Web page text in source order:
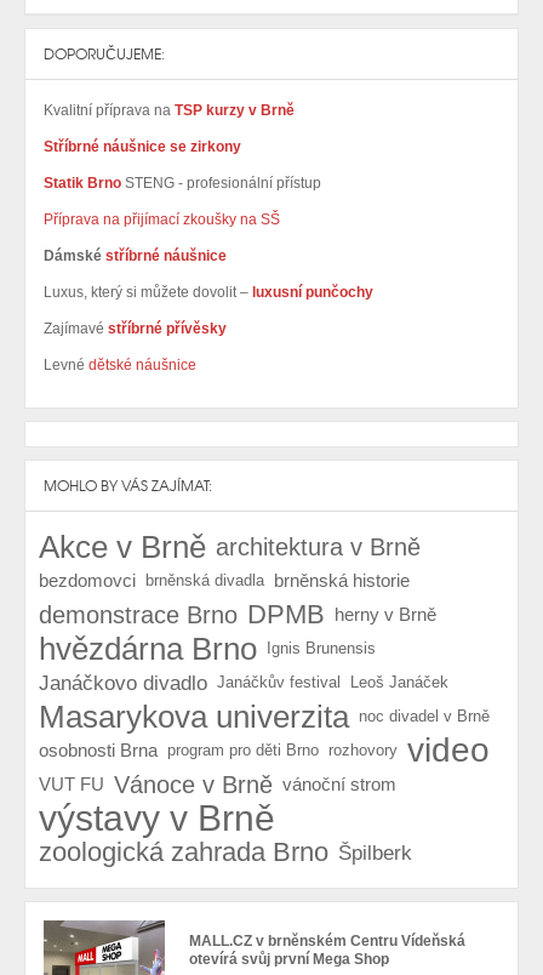
DOPORUČUJEME:
Kvalitní příprava na TSP kurzy v Brně
Stříbrné náušnice se zirkony
Statik Brno STENG - profesionální přístup
Příprava na přijímací zkoušky na SŠ
Dámské stříbrné náušnice
Luxus, který si můžete dovolit – luxusní punčochy
Zajímavé stříbrné přívěsky
Levné dětské náušnice
MOHLO BY VÁS ZAJÍMAT:
Akce v Brně architektura v Brně
bezdomovci brněnská divadla brněnská historie
demonstrace Brno DPMB herny v Brně
hvězdárna Brno Ignis Brunensis
Janáčkovo divadlo Janáčkův festival Leoš Janáček
Masarykova univerzita noc divadel v Brně
osobnosti Brna program pro děti Brno rozhovory video
VUT FU Vánoce v Brně vánoční strom
výstavy v Brně
zoologická zahrada Brno Špilberk
MALL.CZ v brněnském Centru Vídeňská
otevírá svůj první Mega Shop